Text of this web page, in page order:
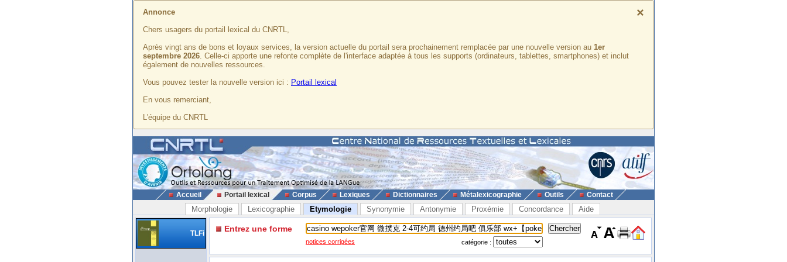
×
Annonce
Chers usagers du portail lexical du CNRTL,
Après vingt ans de bons et loyaux services, la version actuelle du portail sera prochainement remplacée par une nouvelle version au 1er
septembre 2026. Celle-ci apporte une refonte complète de l'interface adaptée à tous les supports (ordinateurs, tablettes, smartphones) et inclut
également de nouvelles ressources.
Vous pouvez tester la nouvelle version ici : Portail lexical
En vous remerciant,
L'équipe du CNRTL
Accueil Portail lexical Corpus Lexiques Dictionnaires Métalexicographie Outils Contact
Morphologie Lexicographie Etymologie Synonymie Antonymie Proxémie Concordance Aide
TLFi Entrez une forme
notices corrigées catégorie :